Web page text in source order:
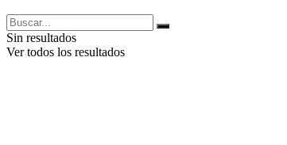
Sin resultados
Ver todos los resultados